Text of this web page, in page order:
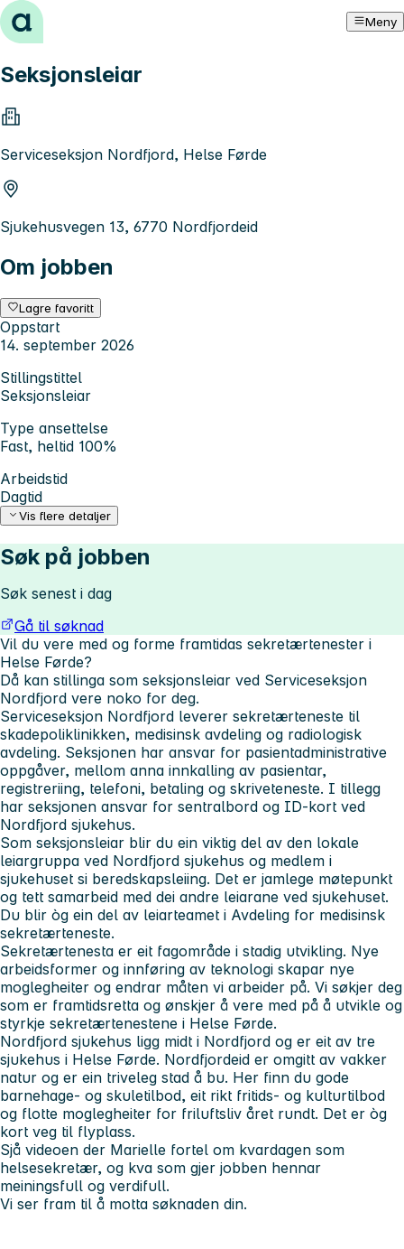
Hopp til innhold Meny
Seksjonsleiar
Serviceseksjon Nordfjord, Helse Førde
Sjukehusvegen 13, 6770 Nordfjordeid
Om jobben
Lagre favoritt
Oppstart
14. september 2026
Stillingstittel
Seksjonsleiar
Type ansettelse
Fast, heltid 100%
Arbeidstid
Dagtid
Vis flere detaljer
Søk på jobben
Søk senest i dag
Gå til søknad
Vil du vere med og forme framtidas sekretærtenester i
Helse Førde?
Då kan stillinga som seksjonsleiar ved Serviceseksjon
Nordfjord vere noko for deg.
Serviceseksjon Nordfjord leverer sekretærteneste til
skadepoliklinikken, medisinsk avdeling og radiologisk
avdeling. Seksjonen har ansvar for pasientadministrative
oppgåver, mellom anna innkalling av pasientar,
registreriing, telefoni, betaling og skriveteneste. I tillegg
har seksjonen ansvar for sentralbord og ID-kort ved
Nordfjord sjukehus.
Som seksjonsleiar blir du ein viktig del av den lokale
leiargruppa ved Nordfjord sjukehus og medlem i
sjukehuset si beredskapsleiing. Det er jamlege møtepunkt
og tett samarbeid med dei andre leiarane ved sjukehuset.
Du blir òg ein del av leiarteamet i Avdeling for medisinsk
sekretærteneste.
Sekretærtenesta er eit fagområde i stadig utvikling. Nye
arbeidsformer og innføring av teknologi skapar nye
moglegheiter og endrar måten vi arbeider på. Vi søkjer deg
som er framtidsretta og ønskjer å vere med på å utvikle og
styrkje sekretærtenestene i Helse Førde.
Nordfjord sjukehus ligg midt i Nordfjord og er eit av tre
sjukehus i Helse Førde. Nordfjordeid er omgitt av vakker
natur og er ein triveleg stad å bu. Her finn du gode
barnehage- og skuletilbod, eit rikt fritids- og kulturtilbod
og flotte moglegheiter for friluftsliv året rundt. Det er òg
kort veg til flyplass.
Sjå videoen der Marielle fortel om kvardagen som
helsesekretær, og kva som gjer jobben hennar
meiningsfull og verdifull.
Vi ser fram til å motta søknaden din.